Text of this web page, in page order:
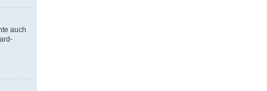
auch